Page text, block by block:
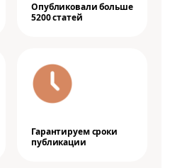
Опубликовали больше
5200 статей
Гарантируем сроки
публикации